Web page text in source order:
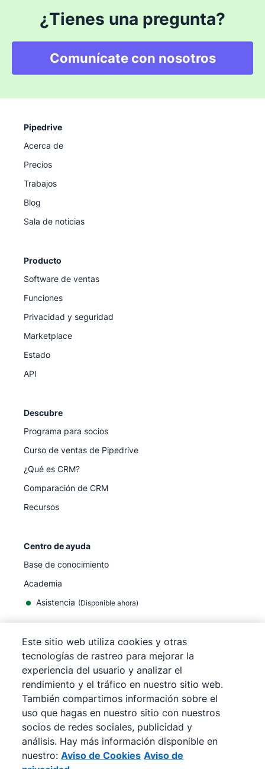
¿Tienes una pregunta?
Comunícate con nosotros
Pipedrive
Acerca de
Precios
Trabajos
Blog
Sala de noticias
Producto
Software de ventas
Funciones
Privacidad y seguridad
Marketplace
Estado
API
Descubre
Programa para socios
Curso de ventas de Pipedrive
¿Qué es CRM?
Comparación de CRM
Recursos
Centro de ayuda
Base de conocimiento
Academia
Asistencia (Disponible ahora)
©2026Pipedrive
Pipedrive
Términos de servicio
Pipedrive
Aviso de privacidad
Mapa del sitio
Aviso de Cookies
Preferencias de cookies
Pipedrive es un CRM de ventas basado en la web.
Este sitio web utiliza cookies y otras
tecnologías de rastreo para mejorar la
experiencia del usuario y analizar el
rendimiento y el tráfico en nuestro sitio web.
También compartimos información sobre el
uso que hagas en nuestro sitio con nuestros
socios de redes sociales, publicidad y
análisis. Hay más información disponible en
nuestro: Aviso de Cookies Aviso de